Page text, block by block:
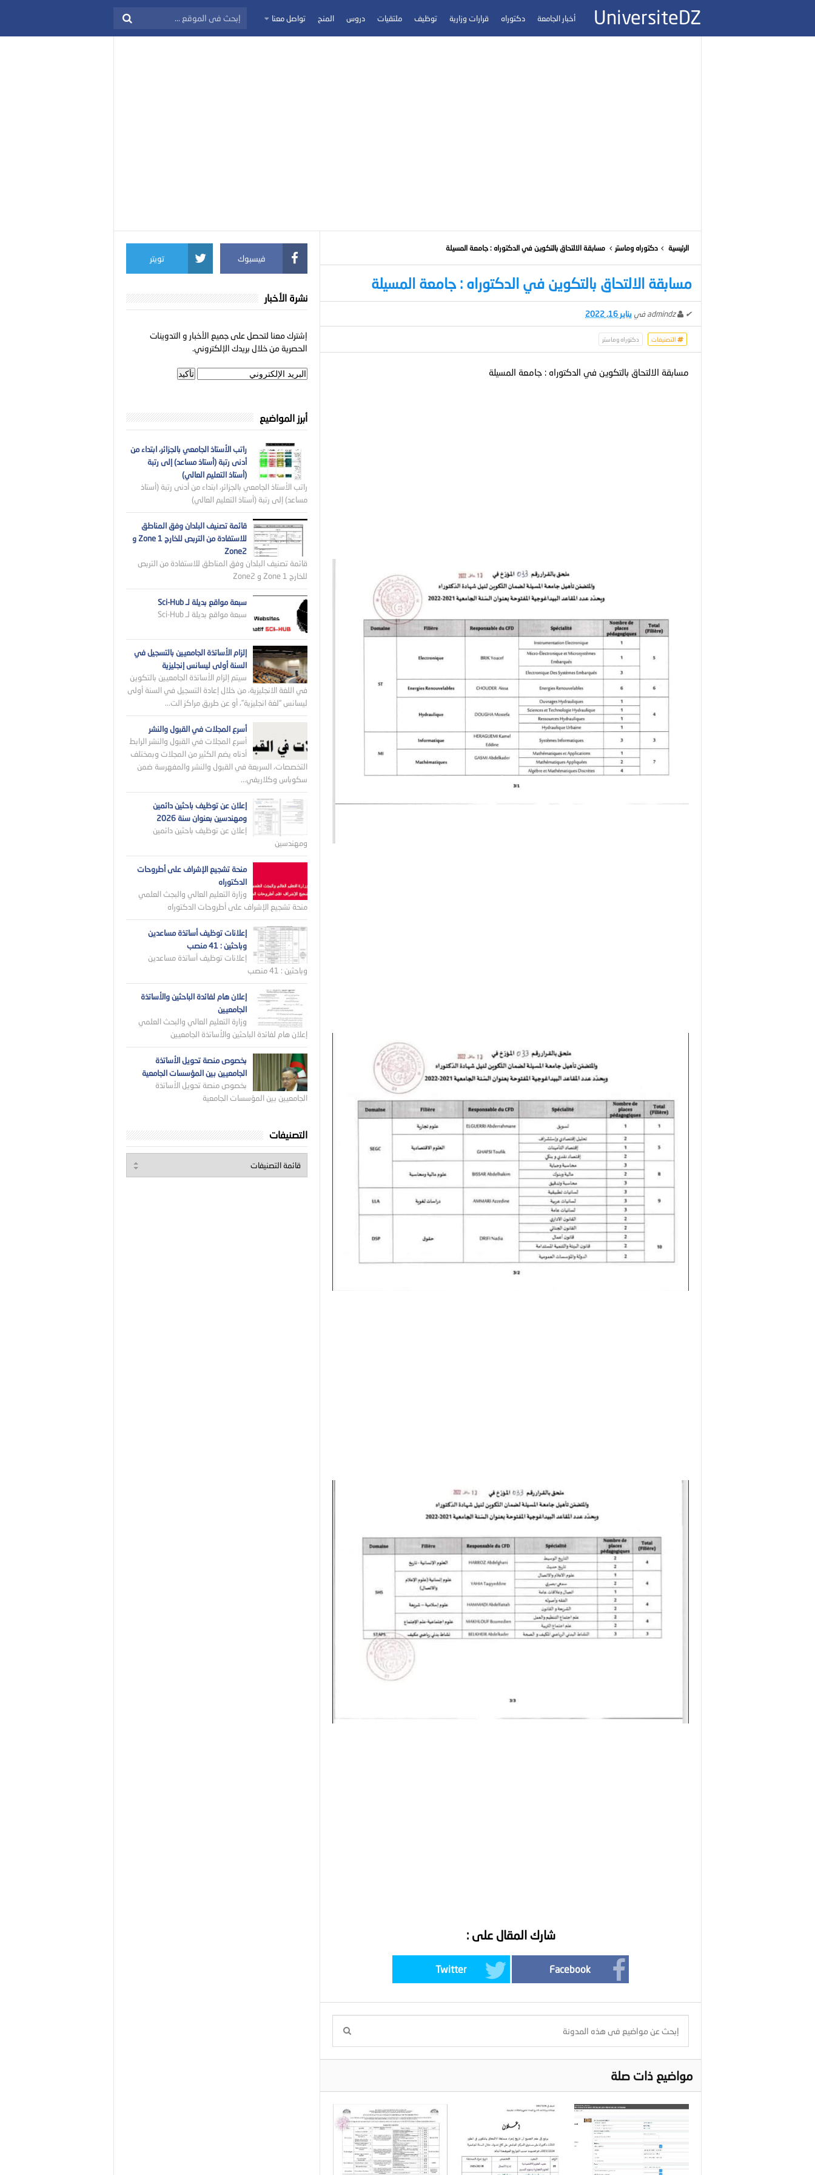
UniversiteDZ أخبار الجامعة دكتوراه قرارات وزارية توظيف ملتقيات دروس المنح تواصل معنا
الرئيسية دكتوراه وماستر مسابقة الالتحاق بالتكوين في الدكتوراه : جامعة المسيلة
مسابقة الالتحاق بالتكوين في الدكتوراه : جامعة المسيلة
✔
admindz في يناير 16, 2022
التصنيفات دكتوراه وماستر
مسابقة الالتحاق بالتكوين في الدكتوراه : جامعة المسيلة
شارك المقال على :
Facebook
Twitter
مواضيع ذات صلة
فيسبوك تويتر
نشرة الأخبار
إشترك معنا لتحصل على جميع الأخبار و التدوينات
الحصرية من خلال بريدك الإلكتروني.
أبرز المواضيع
راتب الأستاذ الجامعي بالجزائر، ابتداء من
أدنى رتبة (أستاذ مساعد) إلى رتبة
(أستاذ التعليم العالي)
راتب الأستاذ الجامعي بالجزائر، ابتداء من أدنى رتبة (أستاذ
مساعد) إلى رتبة (أستاذ التعليم العالي)
قائمة تصنيف البلدان وفق المناطق
للاستفادة من التربص للخارج Zone 1 و
Zone2
قائمة تصنيف البلدان وفق المناطق للاستفادة من التربص
للخارج Zone 1 و Zone2
سبعة مواقع بديلة لـ Sci-Hub
سبعة مواقع بديلة لـ Sci-Hub
إلزام الأساتذة الجامعيين بالتسجيل في
السنة أولى ليسانس إنجليزية
سيتم إلزام الأساتذة الجامعيين بالتكوين
في اللغة الانجليزية، من خلال إعادة التسجيل في السنة أولى
ليسانس “لغة انجليزية”، أو عن طريق مراكز الت...
أسرع المجلات في القبول والنشر
أسرع المجلات في القبول والنشر الرابط
أدناه يضم الكثير من المجلات وبمختلف
التخصصات، السريعة في القبول والنشر والمفهرسة ضمن
سكوباس وكلاريفي...
إعلان عن توظيف باحثين دائمين
ومهندسين بعنوان سنة 2026
إعلان عن توظيف باحثين دائمين
ومهندسين
منحة تشجيع الإشراف على أطروحات
الدكتوراه
وزارة التعليم العالي والبجث العلمي
منحة تشجيع الإشراف على أطروحات الدكتوراه
إعلانات توظيف أساتذة مساعدين
وباحثين : 41 منصب
إعلانات توظيف أساتذة مساعدين
وباحثين : 41 منصب
إعلان هام لفائدة الباحثين والأساتذة
الجامعيين
وزارة التعليم العالي والبحث العلمي
إعلان هام لفائدة الباحثين والأساتذة الجامعيين
بخصوص منصة تحويل الأساتذة
الجامعيين بين المؤسسات الجامعية
بخصوص منصة تحويل الأساتذة
الجامعيين بين المؤسسات الجامعية
التصنيفات